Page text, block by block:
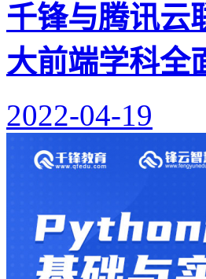
千锋与腾讯云
大前端学科全
2022-04-19